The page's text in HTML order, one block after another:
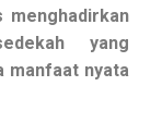
menghadirkan
yang
manfaat nyata